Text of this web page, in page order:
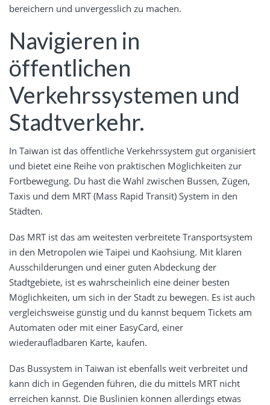
bereichern und unvergesslich zu machen.
Navigieren in
öffentlichen
Verkehrssystemen und
Stadtverkehr.
In Taiwan ist das öffentliche Verkehrssystem gut organisiert
und bietet eine Reihe von praktischen Möglichkeiten zur
Fortbewegung. Du hast die Wahl zwischen Bussen, Zügen,
Taxis und dem MRT (Mass Rapid Transit) System in den
Städten.
Das MRT ist das am weitesten verbreitete Transportsystem
in den Metropolen wie Taipei und Kaohsiung. Mit klaren
Ausschilderungen und einer guten Abdeckung der
Stadtgebiete, ist es wahrscheinlich eine deiner besten
Möglichkeiten, um sich in der Stadt zu bewegen. Es ist auch
vergleichsweise günstig und du kannst bequem Tickets am
Automaten oder mit einer EasyCard, einer
wiederaufladbaren Karte, kaufen.
Das Bussystem in Taiwan ist ebenfalls weit verbreitet und
kann dich in Gegenden führen, die du mittels MRT nicht
erreichen kannst. Die Buslinien können allerdings etwas